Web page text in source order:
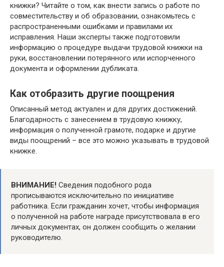
книжки? Читайте о том, как внести запись о работе по
совместительству и об образовании, ознакомьтесь с
распространенными ошибками и правилами их
исправления. Наши эксперты также подготовили
информацию о процедуре выдачи трудовой книжки на
руки, восстановлении потерянного или испорченного
документа и оформлении дубликата.
Как отобразить другие поощрения
Описанный метод актуален и для других достижений.
Благодарность с занесением в трудовую книжку,
информация о полученной грамоте, подарке и другие
виды поощрений – все это можно указывать в трудовой
книжке.
ВНИМАНИЕ! Сведения подобного рода
прописываются исключительно по инициативе
работника. Если гражданин хочет, чтобы информация
о полученной на работе награде присутствовала в его
личных документах, он должен сообщить о желании
руководителю.